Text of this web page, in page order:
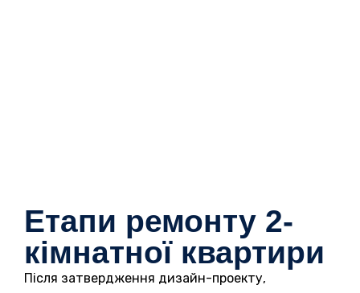
Етапи ремонту 2-
кімнатної квартири
Після затвердження дизайн-проекту,